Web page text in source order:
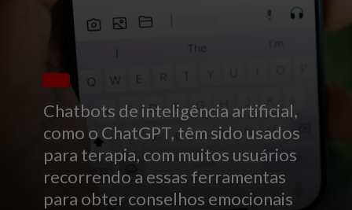
Chatbots de inteligência artificial,
como o ChatGPT, têm sido usados
para terapia, com muitos usuários
recorrendo a essas ferramentas
para obter conselhos emocionais